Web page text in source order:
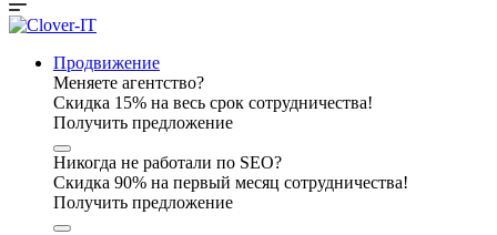
Продвижение
Меняете агентство?
Скидка 15% на весь срок сотрудничества!
Получить предложение
Никогда не работали по SEO?
Скидка 90% на первый месяц сотрудничества!
Получить предложение